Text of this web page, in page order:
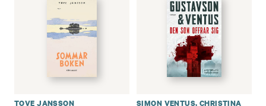
TOVE JANSSON SIMON VENTUS, CHRISTINA